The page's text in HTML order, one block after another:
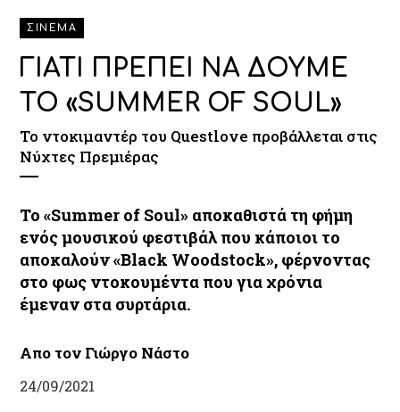
ΣΙΝΕΜΑ
ΓΙΑΤΙ ΠΡΕΠΕΙ ΝΑ ΔΟΥΜΕ
ΤΟ «SUMMER OF SOUL»
Το ντοκιμαντέρ του Questlove προβάλλεται στις
Νύχτες Πρεμιέρας
Το «Summer of Soul» αποκαθιστά τη φήμη
ενός μουσικού φεστιβάλ που κάποιοι το
αποκαλούν «Black Woodstock», φέρνοντας
στο φως ντοκουμέντα που για χρόνια
έμεναν στα συρτάρια.
Απο τον Γιώργο Νάστο
24/09/2021